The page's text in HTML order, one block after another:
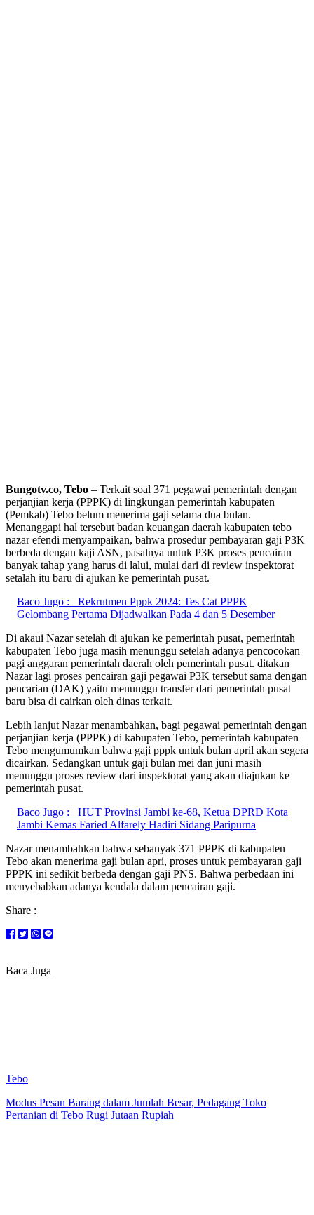
Bungotv.co, Tebo – Terkait soal 371 pegawai pemerintah dengan
perjanjian kerja (PPPK) di lingkungan pemerintah kabupaten
(Pemkab) Tebo belum menerima gaji selama dua bulan.
Menanggapi hal tersebut badan keuangan daerah kabupaten tebo
nazar efendi menyampaikan, bahwa prosedur pembayaran gaji P3K
berbeda dengan kaji ASN, pasalnya untuk P3K proses pencairan
banyak tahap yang harus di lalui, mulai dari di review inspektorat
setalah itu baru di ajukan ke pemerintah pusat.
Baco Jugo :
Rekrutmen Pppk 2024: Tes Cat PPPK
Gelombang Pertama Dijadwalkan Pada 4 dan 5 Desember
Di akaui Nazar setelah di ajukan ke pemerintah pusat, pemerintah
kabupaten Tebo juga masih menunggu setelah adanya pencocokan
pagi anggaran pemerintah daerah oleh pemerintah pusat. ditakan
Nazar lagi proses pencairan gaji pegawai P3K tersebut sama dengan
pencarian (DAK) yaitu menunggu transfer dari pemerintah pusat
baru bisa di cairkan oleh dinas terkait.
Lebih lanjut Nazar menambahkan, bagi pegawai pemerintah dengan
perjanjian kerja (PPPK) di kabupaten Tebo, pemerintah kabupaten
Tebo mengumumkan bahwa gaji pppk untuk bulan april akan segera
dicairkan. Sedangkan untuk gaji bulan mei dan juni masih
menunggu proses review dari inspektorat yang akan diajukan ke
pemerintah pusat.
Baco Jugo :
HUT Provinsi Jambi ke-68, Ketua DPRD Kota
Jambi Kemas Faried Alfarely Hadiri Sidang Paripurna
Nazar menambahkan bahwa sebanyak 371 PPPK di kabupaten
Tebo akan menerima gaji bulan apri, proses untuk pembayaran gaji
PPPK ini sedikit berbeda dengan gaji PNS. Bahwa perbedaan ini
menyebabkan adanya kendala dalam pencairan gaji.
Share :
Baca Juga
Tebo
Modus Pesan Barang dalam Jumlah Besar, Pedagang Toko
Pertanian di Tebo Rugi Jutaan Rupiah